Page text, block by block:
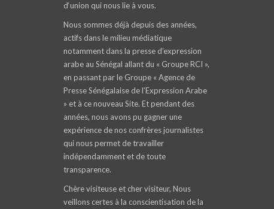
d‘union qui nous lie à vous.
Nous sommes déjà depuis des années,
actifs dans le milieu médiatique
notamment dans la presse d’expression
arabe au Sénégal allant du « Groupe RCI »,
en passant par le Groupe « Agence de
Presse Sénégalaise de l’Expression Arabe
» et à ce nouveau Site. Et pendant des
années, nous avons pu gagner une
expérience de nos confrères journalistes
qui nous permet de travailler
indépendamment et de toute
transparence.
Chère visiteuse et cher visiteur, Nous
veillons certes à la conscientisation de la